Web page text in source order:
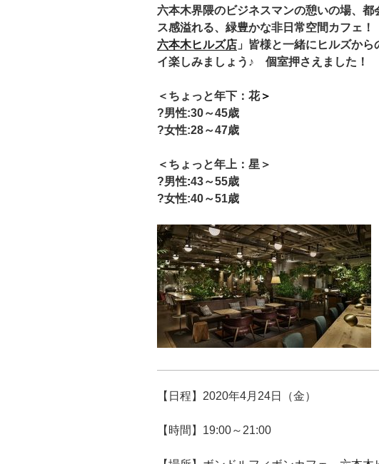
六本木界隈のビジネスマンの憩いの場、
ス感溢れる、緑豊かな非日常空間カフェ！
六本木ヒルズ店 」皆様と一緒にヒルズから
イ楽しみましょう♪ 個室押さえました！
＜ちょっと年下：花＞
?男性:30～45歳
?女性:28～47歳
＜ちょっと年上：星＞
?男性:43～55歳
?女性:40～51歳
【日程】2020年4月24日（金）
【時間】19:00～21:00